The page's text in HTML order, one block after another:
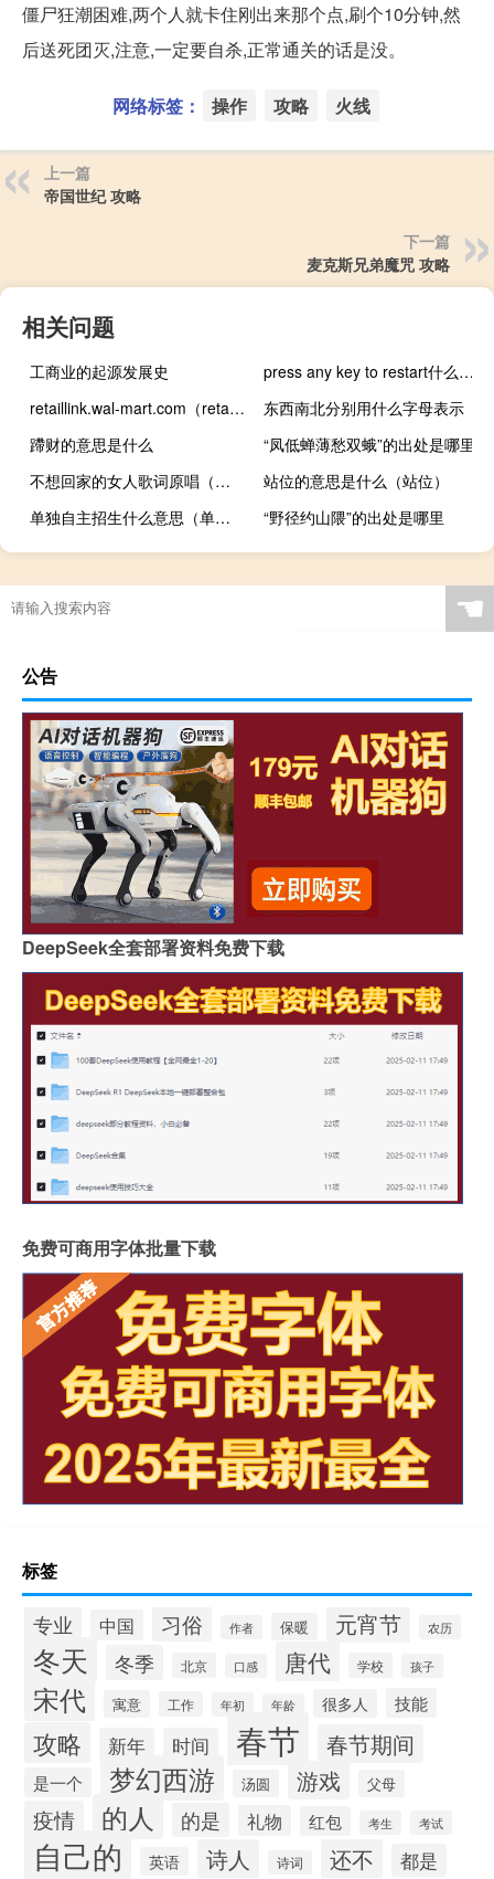
僵尸狂潮困难,两个人就卡住刚出来那个点,刷个10分钟,然
后送死团灭,注意,一定要自杀,正常通关的话是没。
网络标签： 操作 攻略 火线
上一篇
帝国世纪 攻略
下一篇
麦克斯兄弟魔咒 攻略
相关问题
工商业的起源发展史
press any key to restart什么意思（press any key to restart）
retaillink.wal-mart.com（retaillink wal mart com）
东西南北分别用什么字母表示
蹛财的意思是什么
“凤低蝉薄愁双蛾”的出处是哪里
不想回家的女人歌词原唱（不想回家的女人）
站位的意思是什么（站位）
单独自主招生什么意思（单独招生是什么意思）
“野径约山隈”的出处是哪里
“初喜艳红明芩子”的出处是哪里
☚
公告
DeepSeek全套部署资料免费下载
免费可商用字体批量下载
标签
专业 中国 习俗 作者 保暖 元宵节 农历
冬天 冬季 北京 口感 唐代 学校 孩子
宋代 寓意 工作 年初 年龄 很多人 技能
攻略 新年 时间 春节 春节期间
是一个 梦幻西游 汤圆 游戏 父母
疫情 的人 的是 礼物 红包 考生 考试
自己的 英语 诗人 诗词 还不 都是